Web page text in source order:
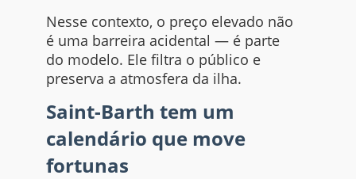
Nesse contexto, o preço elevado não
é uma barreira acidental — é parte
do modelo. Ele filtra o público e
preserva a atmosfera da ilha.
Saint-Barth tem um
calendário que move
fortunas